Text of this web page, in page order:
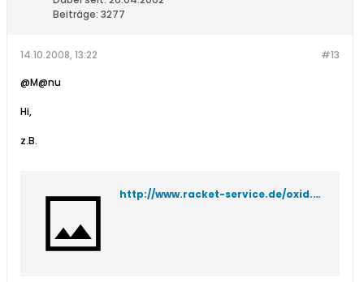
Beiträge: 3277
#13
14.10.2008, 13:22
@M@nu
Hi,
z.B.
http://www.racket-service.de/oxid.php/sid/eeaeb62462766909c9f424559d20d141/cl/details/cnid/76f011745e520a67a560037fd48f9e63/anid/cbe48b4e811ad9813.20290260/Kirschbaum-Spiky-Shark---200-Meter---1-Rolle/